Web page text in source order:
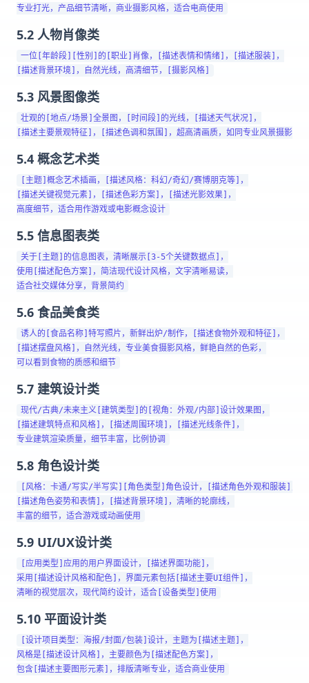
5.2 人物肖像类
一位[年龄段][性别]的[职业]肖像，[描述表情和情绪]，[描述服装]，
5.3 风景图像类
壮观的[地点/场景]全景图，[时间段]的光线，[描述天气状况]，
5.4 概念艺术类
[主题]概念艺术插画，[描述风格：科幻/奇幻/赛博朋克等]，
[描述关键视觉元素]，[描述色彩方案]，[描述光影效果]，
5.5 信息图表类
关于[主题]的信息图表，清晰展示[3-5个关键数据点]，
使用[描述配色方案]，简洁现代设计风格，文字清晰易读，
5.6 食品美食类
诱人的[食品名称]特写照片，新鲜出炉/制作，[描述食物外观和特征]，
[描述摆盘风格]，自然光线，专业美食摄影风格，鲜艳自然的色彩，
5.7 建筑设计类
现代/古典/未来主义[建筑类型]的[视角：外观/内部]设计效果图，
[描述建筑特点和风格]，[描述周围环境]，[描述光线条件]，
5.8 角色设计类
[风格：卡通/写实/半写实][角色类型]角色设计，[描述角色外观和服装]，
[描述角色姿势和表情]，[描述背景环境]，清晰的轮廓线，
5.9 UI/UX设计类
[应用类型]应用的用户界面设计，[描述界面功能]，
采用[描述设计风格和配色]，界面元素包括[描述主要UI组件]，
5.10 平面设计类
[设计项目类型：海报/封面/包装]设计，主题为[描述主题]，
风格是[描述设计风格]，主要颜色为[描述配色方案]，